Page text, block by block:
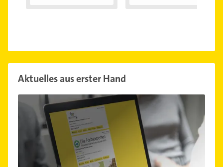
Aktuelles aus erster Hand